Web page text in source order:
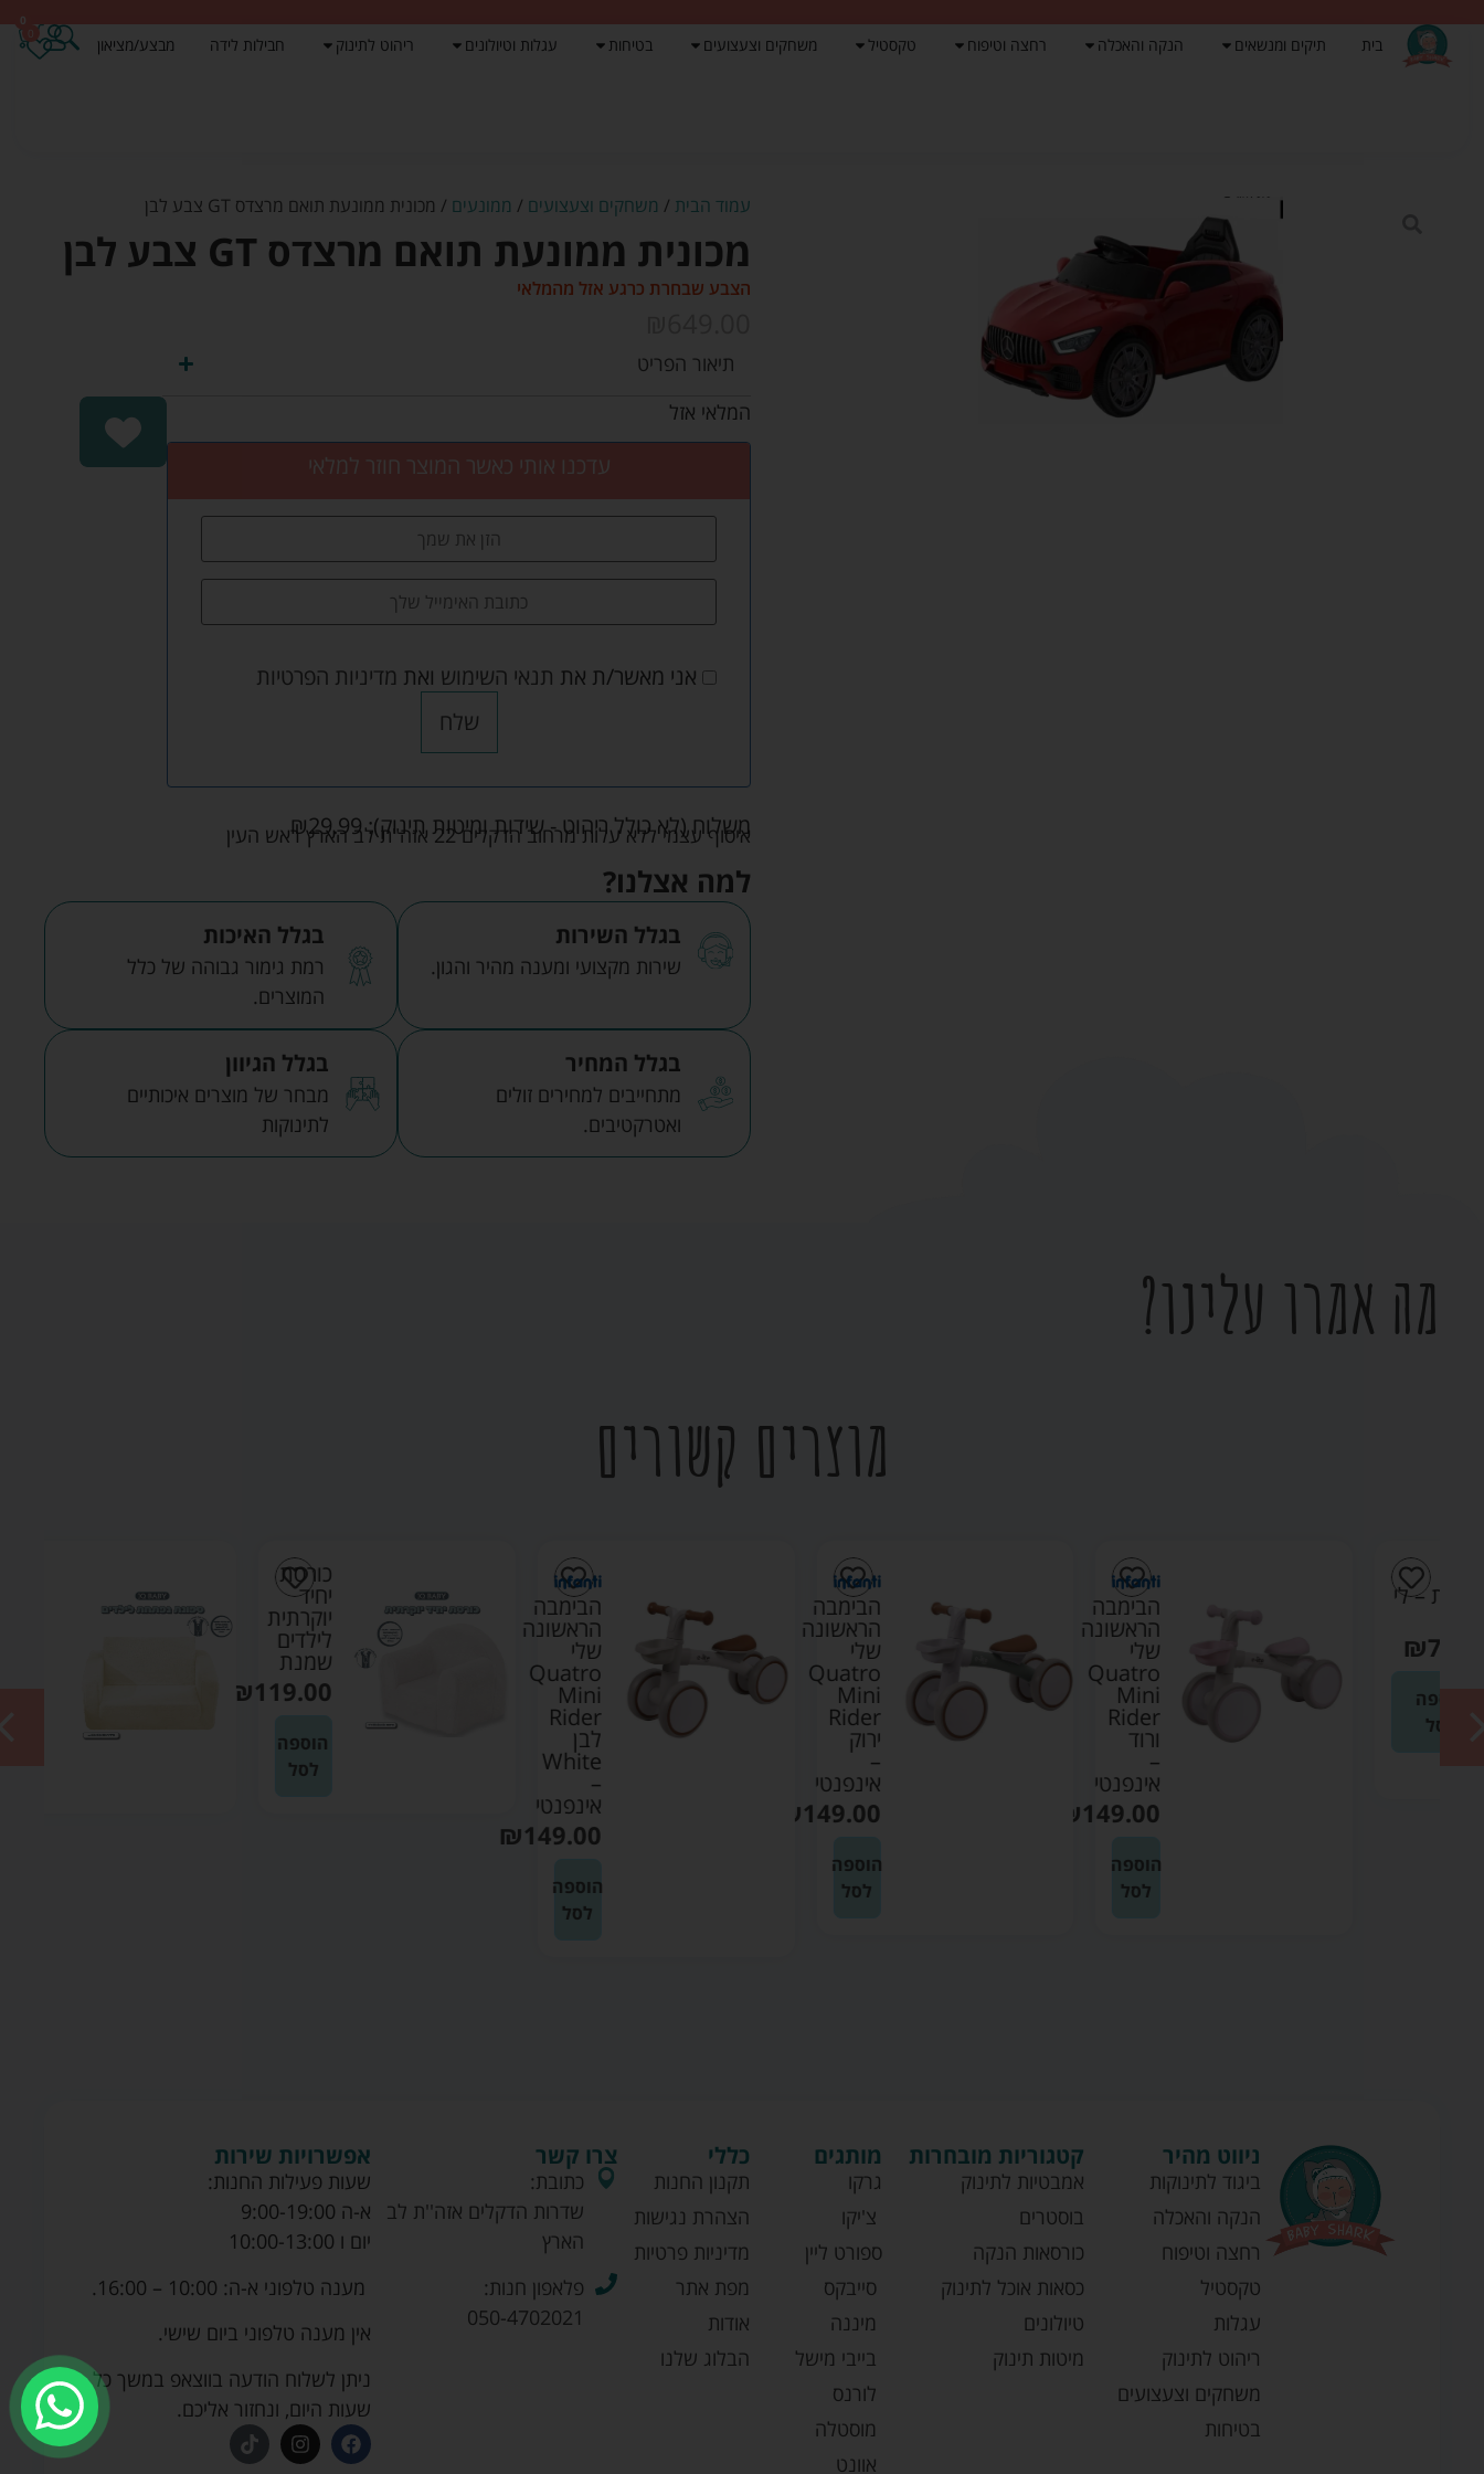
בית תיקים ומנשאים הנקה והאכלה רחצה וטיפוח טקסטיל משחקים וצעצועים בטיחות עגלות וטיולונים ריהוט לתינוק חבילות לידה מבצע/מציאון
0
עמוד הבית / משחקים וצעצועים / ממונעים / מכונית ממונעת תואם מרצדס GT צבע לבן
מכונית ממונעת תואם מרצדס GT צבע לבן
הצבע שבחרת כרגע אזל מהמלאי
תיאור הפריט
המלאי אזל
עדכנו אותי כאשר המוצר חוזר למלאי
אני מאשר/ת את תנאי השימוש ואת מדיניות הפרטיות
שלח
משלוח (לא כולל ריהוט - שידות ומיטות תינוק): ₪29.99 איסוף עצמי ללא עלות מרחוב הדקלים 22 אזה"ת לב הארץ ראש העין
למה אצלנו?
בגלל השירות
שירות מקצועי ומענה מהיר והגון.
בגלל האיכות
רמת גימור גבוהה של כלל
המוצרים.
בגלל המחיר
מתחייבים למחירים זולים
ואטרקטיבים.
בגלל הגיוון
מבחר של מוצרים איכותיים
לתינוקות
מה אמרו עלינו?
מוצרים קשורים
הראשונה
שלי
Quatro
Rider
ורוד
₪149.00
הבימבה
הראשונה
Quatro
Mini
Rider
ירוק
₪149.00
הבימבה
הראשונה
שלי
Quatro
Mini
Rider
לבן
₪149.00
יוקרתית
לילדים
שמנת
₪119.00
לילדים
הוספה
ניווט מהיר
ביגוד לתינוקות
הנקה והאכלה
רחצה וטיפוח
טקסטיל
עגלות
ריהוט לתינוק
משחקים וצעצועים
בטיחות
קטגוריות מובחרות
אמבטיות לתינוק
בוסטרים
כורסאות הנקה
כסאות אוכל לתינוק
טיולונים
מיטות תינוק
מותגים
גרקו
צ'יקו
ספורט ליין
סייבקס
מיננה
בייבי מישל
לורנס
מוסטלה
אוונט
כללי
תקנון החנות
הצהרת נגישות
מדיניות פרטיות
מפת אתר
אודות
הבלוג שלנו
צרו קשר
כתובת:
שדרות הדקלים אזה''ת לב
הארץ
פלאפון חנות:
050-4702021
אפשרויות שירות
שעות פעילות החנות:
א-ה 9:00-19:00
יום ו 10:00-13:00
מענה טלפוני א-ה: 10:00 – 16:00.
אין מענה טלפוני ביום שישי.
ניתן לשלוח הודעה בווצאפ במשך כל
שעות היום, ונחזור אליכם.